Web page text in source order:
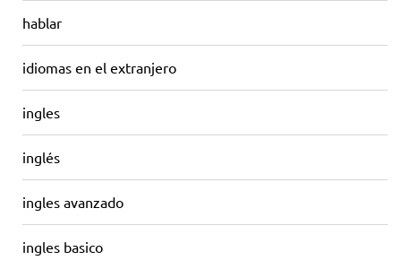
hablar
idiomas en el extranjero
ingles
inglés
ingles avanzado
ingles basico